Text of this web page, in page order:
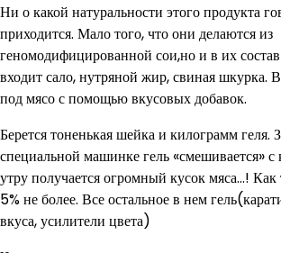
Ни о какой натуральности этого продукта
приходится. Мало того, что они делаются из
геномодифицированной сои,но и в их
входит сало, нутряной жир, свиная шкурка.
под мясо с помощью вкусовых добавок.
Берется тоненькая шейка и килограмм геля.
специальной машинке гель «смешивается» с
утру получается огромный кусок мяса…! Как
5% не более. Все остальное в нем
вкуса, усилители цвета)